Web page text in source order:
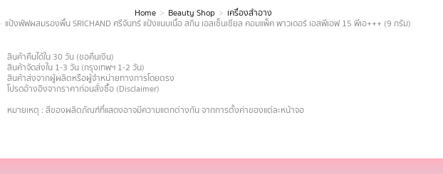
You are here: Home Beauty Shop
เครื่องสำอาง
แป้งพัฟผสมรองพื้น SRICHAND ศรีจันทร์ แป้งแนบเนื้อ สกิน เอสเซ็นเชียล คอมแพ็ค พาวเดอร์ เอสพีเอฟ 15 พีเอ+++ (9 กรัม) Skin
สินค้าคืนได้ใน 30 วัน (ขอคืนเงิน)
สินค้าจัดส่งใน 1-3 วัน (กรุงเทพฯ 1-2 วัน)
สินค้าส่งจากผู้ผลิตหรือผู้จำหน่ายทางการโดยตรง
โปรดอ้างอิงจากราคาก่อนสั่งซื้อ (Disclaimer)
หมายเหตุ : สีของผลิตภัณฑ์ที่แสดงอาจมีความแตกต่างกัน จากการตั้งค่าของแต่ละหน้าจอ